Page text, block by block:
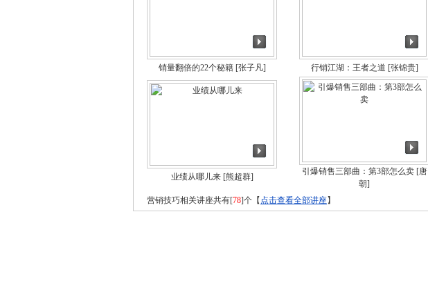
销量翻倍的22个秘籍[张子凡] 行销江湖：王者之道 [张锦贵]
业绩从哪儿来[熊超群]
引爆销售三部曲：第3部怎么卖[唐
朝]
营销技巧相关讲座共有[78]个【 点击查看全部讲座】